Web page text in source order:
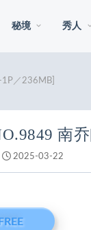
秘境 秀人
／236MB]
南
2025-03-22
FREE